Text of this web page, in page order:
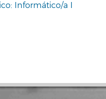
Informático/a I